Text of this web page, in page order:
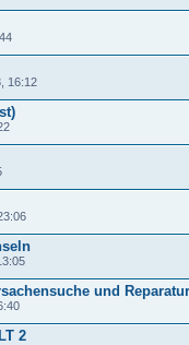
16:12
und
2